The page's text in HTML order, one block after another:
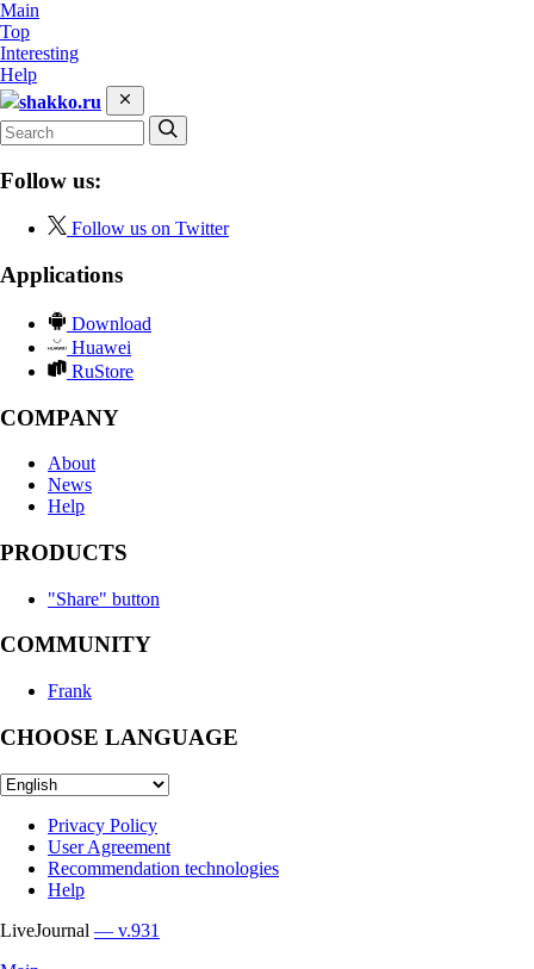
Main
Top
Interesting
Help
shakko.ru
Follow us:
Follow us on Twitter
Applications
Download
Huawei
RuStore
COMPANY
About
News
Help
PRODUCTS
"Share" button
COMMUNITY
Frank
CHOOSE LANGUAGE
Privacy Policy
User Agreement
Recommendation technologies
Help
LiveJournal — v.931